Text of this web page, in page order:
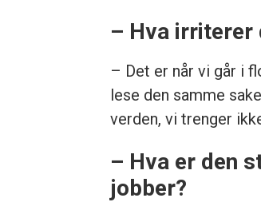
– Hva irriterer
– Det er når vi går i
lese den samme
verden, vi trenger
– Hva er den
jobber?